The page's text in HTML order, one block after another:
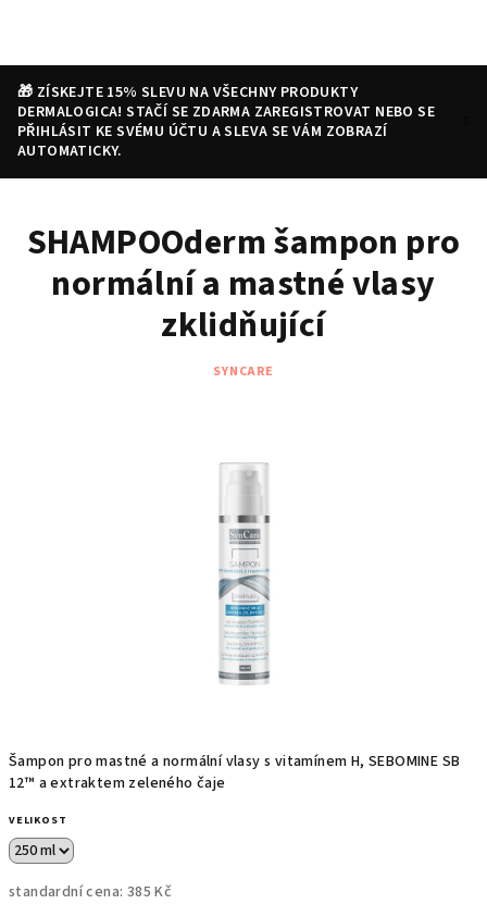
🎁 ZÍSKEJTE 15% SLEVU NA VŠECHNY PRODUKTY
DERMALOGICA! STAČÍ SE ZDARMA ZAREGISTROVAT NEBO SE
PŘIHLÁSIT KE SVÉMU ÚČTU A SLEVA SE VÁM ZOBRAZÍ
AUTOMATICKY.
HledatPřihlášeníNákupní
košík
Šampon pro mastné a normální vlasy s vitamínem H, SEBOMINE SB
12™ a extraktem zeleného čaje
VELIKOST
standardní cena: 385 Kč
SHAMPOOderm šampon pro
normální a mastné vlasy
zklidňující
SYNCARE